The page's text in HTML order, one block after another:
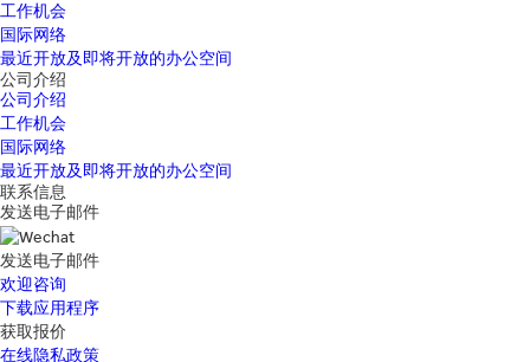
工作机会
国际网络
最近开放及即将开放的办公空间
公司介绍
公司介绍
工作机会
国际网络
最近开放及即将开放的办公空间
联系信息
发送电子邮件
发送电子邮件
欢迎咨询
下载应用程序
获取报价
在线隐私政策